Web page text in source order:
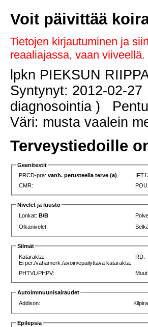
Voit päivittää
Tietojen kirjautuminen ja
reaaliajassa, vaan
lpkn PIEKSUN
Syntynyt: 2012-02-
diagnosointia )
Väri: musta vaalein
Terveystiedoille
Geenitestit
PRCD-pra:vanh. perusteella terve (a)
CMR:
Nivelet ja luusto
Lonkat:B/B
Olkanivelet:
Silmät
Katarakta:
Ei per./vähämerk./avoin/epäilyttävä katarakta:
RD:
PHTVL/PHPV:
Autoimmuunisairaudet
Addison:
Epilepsia